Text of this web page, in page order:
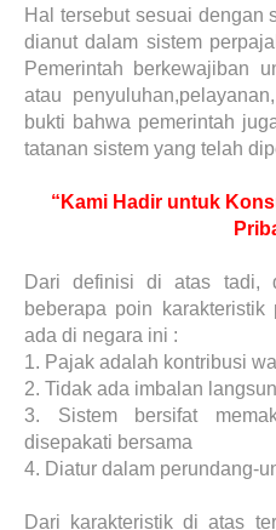
Hal tersebut sesuai dengan
dianut dalam sistem
Pemerintah berkewajiban
atau
bukti bahwa pemerintah
tatanan sistem yang telah
“Kami Hadir untuk
Dari definisi di atas tadi,
beberapa poin
ada di negara ini :
1. Pajak adalah kontribusi
2. Tidak ada imbalan
3.
Sistem bersifat
disepakati bersama
4. Diatur dalam perundang-
Dari karakteristik di atas